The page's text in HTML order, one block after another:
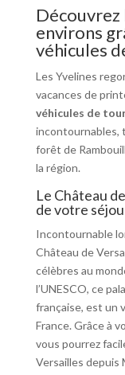
Découvrez
environs
véhicules
Les Yvelines
vacances de
véhicules de
incontournables,
forêt de
la région.
Le Château
de votre
Incontournable
Château de
célèbres au
l’UNESCO, ce
française, est un
France. Grâce à
vous pourrez
Versailles depuis